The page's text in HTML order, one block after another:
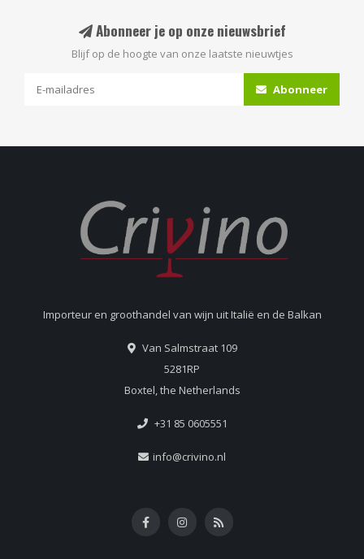
Abonneer je op onze nieuwsbrief
Blijf op de hoogte van onze laatste nieuwtjes
Abonneer
Importeur en groothandel van wijn uit Italië en de Balkan
Van Salmstraat 109
5281RP
Boxtel, the Netherlands
+31 85 0605551
info@crivino.nl